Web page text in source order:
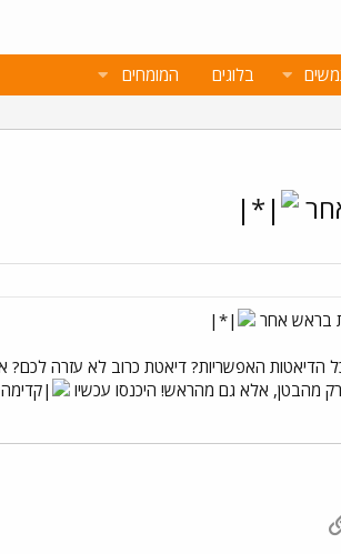
בלוגים המומחים
בראש אחר
הדיאטות האפשריות? דיאטת כרוב לא עזרה לכם?
מהבטן, אלא גם מהראש! היכנסו עכשיו
אלקטרוני